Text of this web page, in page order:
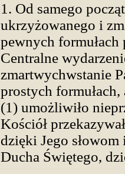
1. Od samego
ukrzyżowanego i
pewnych
Centralne
zmartwychwstanie
prostych formułach,
(1) umożliwiło
Kościół
dzięki Jego
Ducha Świętego,